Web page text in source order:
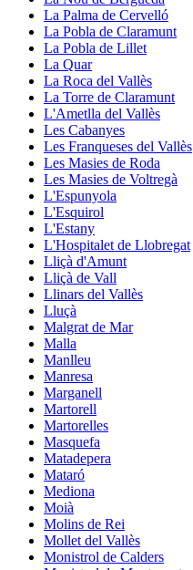
La Palma de Cervelló
La Pobla de Claramunt
La Pobla de Lillet
La Quar
La Roca del Vallès
La Torre de Claramunt
L'Ametlla del Vallès
Les Cabanyes
Les Franqueses del Vallès
Les Masies de Roda
Les Masies de Voltregà
L'Espunyola
L'Esquirol
L'Estany
L'Hospitalet de Llobregat
Lliçà d'Amunt
Lliçà de Vall
Llinars del Vallès
Lluçà
Malgrat de Mar
Malla
Manlleu
Manresa
Marganell
Martorell
Martorelles
Masquefa
Matadepera
Mataró
Mediona
Moià
Molins de Rei
Mollet del Vallès
Monistrol de Calders